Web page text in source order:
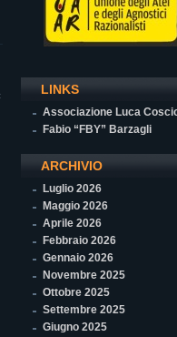
LINKS
Associazione Luca
Fabio “FBY” Barzagli
ARCHIVIO
Luglio 2026
Maggio 2026
Aprile 2026
Febbraio 2026
Gennaio 2026
Novembre 2025
Ottobre 2025
Settembre 2025
Giugno 2025